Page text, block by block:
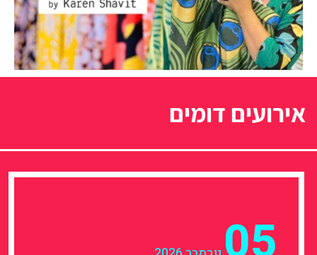
אירועים דומים